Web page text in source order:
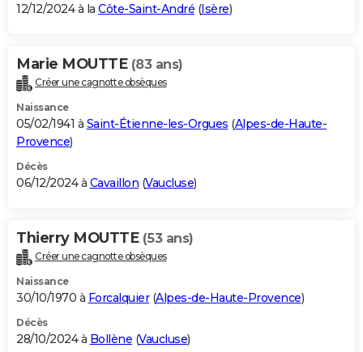
12/12/2024 à la Côte-Saint-André (Isère)
Marie MOUTTE (83 ans)
Créer une cagnotte obsèques
Naissance
05/02/1941 à Saint-Étienne-les-Orgues (Alpes-de-Haute-
Provence)
Décès
06/12/2024 à Cavaillon (Vaucluse)
Thierry MOUTTE (53 ans)
Créer une cagnotte obsèques
Naissance
30/10/1970 à Forcalquier(Alpes-de-Haute-Provence)
Décès
28/10/2024 à Bollène (Vaucluse)